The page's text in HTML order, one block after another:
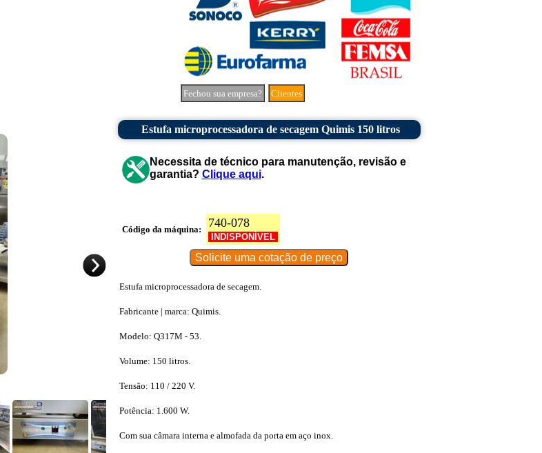
Fechou sua empresa? Clientes
Estufa microprocessadora de secagem Quimis 150 litros
Necessita de técnico para manutenção, revisão e
garantia? Clique aqui.
Código da máquina: 740-078
INDISPONÍVEL
Estufa microprocessadora de secagem.
Fabricante | marca: Quimis.
Modelo: Q317M - 53.
Volume: 150 litros.
Tensão: 110 / 220 V.
Potência: 1.600 W.
Com sua câmara interna e almofada da porta em aço inox.